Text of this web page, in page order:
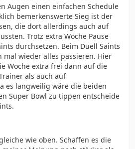
Augen einen einfachen Schedule
bemerkenswerte Sieg ist der
die dort allerdings auch auf
Trotz extra Woche Pause
durchsetzen. Beim Duell Saints
mal wieder alles passieren. Hier
Woche extra frei dann auf die
als auch auf
es langweilig wäre die beiden
Super Bowl zu tippen entscheide
wie oben. Schaffen es die